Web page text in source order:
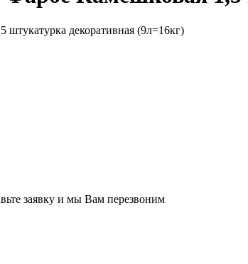
штукатурка декоративная (9л=16кг)
заявку и мы Вам перезвоним